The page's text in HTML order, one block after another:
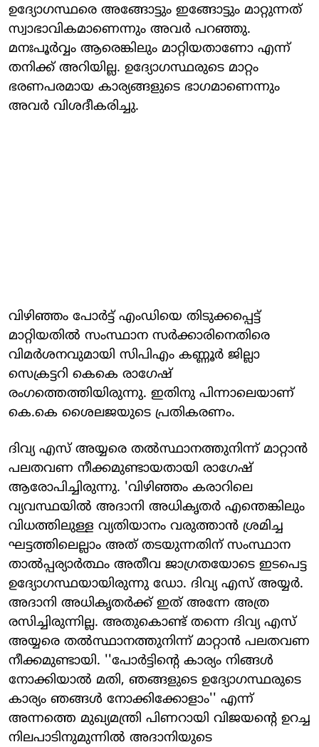
ഉദ്യോഗസ്ഥരെ അങ്ങോട്ടും ഇങ്ങോട്ടും മാറ്റുന്നത്
സ്വാഭാവികമാണെന്നും അവർ പറഞ്ഞു.
മനഃപൂർവ്വം ആരെങ്കിലും മാറ്റിയതാണോ എന്ന്
തനിക്ക് അറിയില്ല. ഉദ്യോഗസ്ഥരുടെ മാറ്റം
ഭരണപരമായ കാര്യങ്ങളുടെ ഭാഗമാണെന്നും
അവർ വിശദീകരിച്ചു.
വിഴിഞ്ഞം പോർട്ട് എംഡിയെ തിടുക്കപ്പെട്ട്
മാറ്റിയതിൽ സംസ്ഥാന സർക്കാരിനെതിരെ
വിമർശനവുമായി സിപിഎം കണ്ണൂർ ജില്ലാ
സെക്രട്ടറി കെകെ രാഗേഷ്
രംഗത്തെത്തിയിരുന്നു. ഇതിനു പിന്നാലെയാണ്
കെ.കെ ശൈലജയുടെ പ്രതികരണം.
ദിവ്യ എസ് അയ്യരെ തൽസ്ഥാനത്തുനിന്ന് മാറ്റാൻ
പലതവണ നീക്കമുണ്ടായതായി രാഗേഷ്
ആരോപിച്ചിരുന്നു. 'വിഴിഞ്ഞം കരാറിലെ
വ്യവസ്ഥയിൽ അദാനി അധികൃതർ എന്തെങ്കിലും
വിധത്തിലുള്ള വ്യതിയാനം വരുത്താൻ ശ്രമിച്ച
ഘട്ടത്തിലെല്ലാം അത് തടയുന്നതിന് സംസ്ഥാന
താൽപ്പര്യാർത്ഥം അതീവ ജാഗ്രതയോടെ ഇടപെട്ട
ഉദ്യോഗസ്ഥയായിരുന്നു ഡോ. ദിവ്യ എസ് അയ്യർ.
അദാനി അധികൃതർക്ക് ഇത് അന്നേ അത്ര
രസിച്ചിരുന്നില്ല. അതുകൊണ്ട് തന്നെ ദിവ്യ എസ്
അയ്യരെ തൽസ്ഥാനത്തുനിന്ന് മാറ്റാൻ പലതവണ
നീക്കമുണ്ടായി. ''പോർട്ടിന്റെ കാര്യം നിങ്ങൾ
നോക്കിയാൽ മതി, ഞങ്ങളുടെ ഉദ്യോഗസ്ഥരുടെ
കാര്യം ഞങ്ങൾ നോക്കിക്കോളാം'' എന്ന്
അന്നത്തെ മുഖ്യമന്ത്രി പിണറായി വിജയന്റെ ഉറച്ച
നിലപാടിനുമുന്നിൽ അദാനിയുടെ